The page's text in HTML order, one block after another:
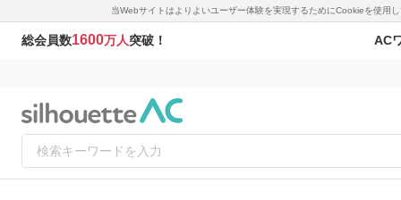
当Webサイトはよりよいユーザー体験を実現するためにCookieを使用
総会員数1600万人突破！ AC